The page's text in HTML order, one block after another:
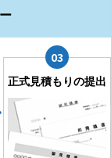
正式見積もりの提出